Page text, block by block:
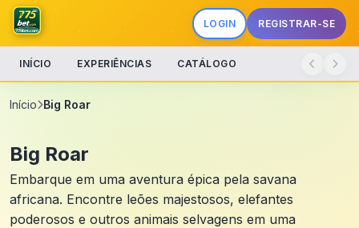
LOGIN REGISTRAR-SE
INÍCIO EXPERIÊNCIAS CATÁLOGO
Início Big Roar
Big Roar
Embarque em uma aventura épica pela savana
africana. Encontre leões majestosos, elefantes
poderosos e outros animais selvagens em uma